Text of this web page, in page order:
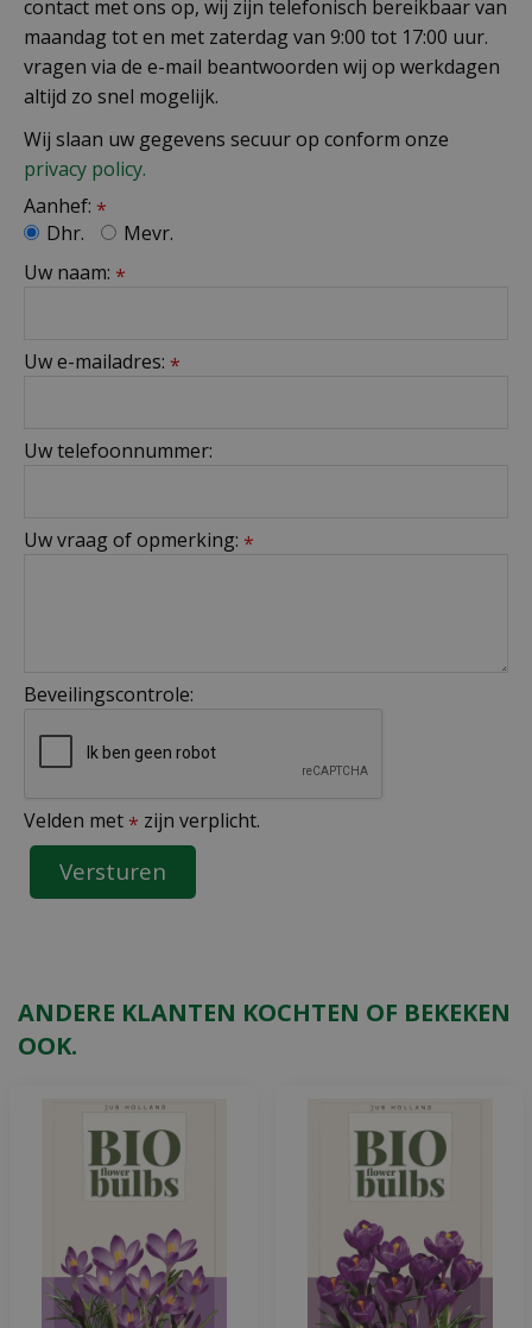
contact met ons op, wij zijn telefonisch bereikbaar van
maandag tot en met zaterdag van 9:00 tot 17:00 uur.
vragen via de e-mail beantwoorden wij op werkdagen
altijd zo snel mogelijk.
Wij slaan uw gegevens secuur op conform onze
privacy policy.
Aanhef: *
Dhr.
Mevr.
Uw naam: *
Uw e-mailadres: *
Uw telefoonnummer:
Uw vraag of opmerking: *
Beveilingscontrole:
Velden met * zijn verplicht.
ANDERE KLANTEN KOCHTEN OF BEKEKEN
OOK.